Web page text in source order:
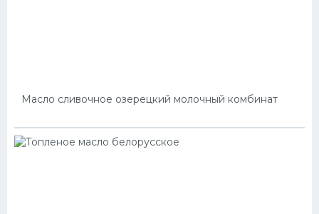
Масло сливочное озерецкий молочный комбинат